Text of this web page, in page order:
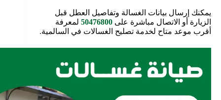
يمكنك إرسال بيانات الغسالة وتفاصيل العطل قبل
الزيارة أو الاتصال مباشرة على 50476800 لمعرفة
أقرب موعد متاح لخدمة تصليح الغسالات في السالمية.